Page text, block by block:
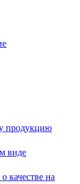
продукцию
виде
качестве на